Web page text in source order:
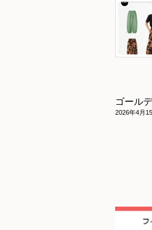
ゴール
2026年4月